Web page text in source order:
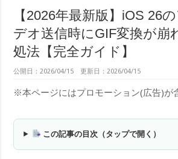
【2026年最新版】iOS 26
デオ送信時にGIF変換が崩
処法【完全ガイド】
公開日：2026/04/15 更新日：2026/04/15
※本ページにはプロモーション(広告)が
この記事の目次（タップで開く）